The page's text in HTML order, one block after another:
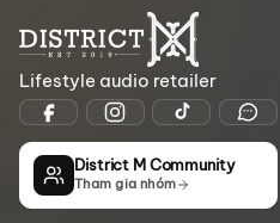
Lifestyle audio retailer
District M Community
Tham gia nhóm